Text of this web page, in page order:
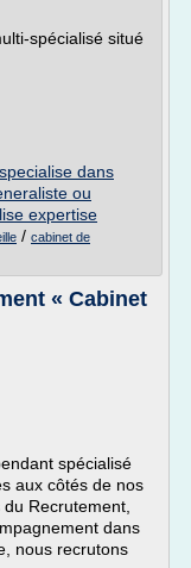
spécialisé situé
dans
ou
expertise
/ cabinet de
« Cabinet
spécialisé
aux côtés de nos
Recrutement,
dans
nous recrutons